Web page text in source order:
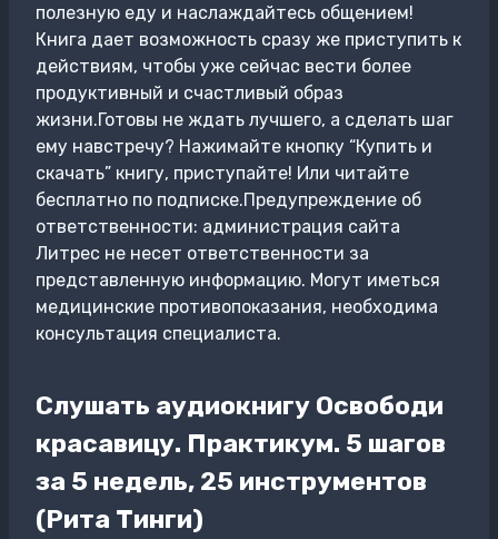
полезную еду и наслаждайтесь общением!
Книга дает возможность сразу же приступить к
действиям, чтобы уже сейчас вести более
продуктивный и счастливый образ
жизни.Готовы не ждать лучшего, а сделать шаг
ему навстречу? Нажимайте кнопку “Купить и
скачать” книгу, приступайте! Или читайте
бесплатно по подписке.Предупреждение об
ответственности: администрация сайта
Литрес не несет ответственности за
представленную информацию. Могут иметься
медицинские противопоказания, необходима
консультация специалиста.
Слушать аудиокнигу Освободи
красавицу. Практикум. 5 шагов
за 5 недель, 25 инструментов
(Рита Тинги)